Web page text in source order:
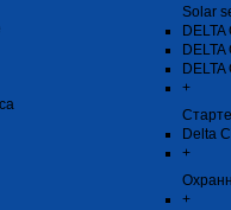
Solar
DELTA
DELTA
DELTA
+
Delta
+
+